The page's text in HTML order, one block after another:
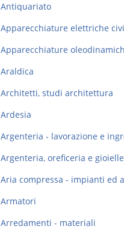
Antiquariato
Apparecchiature elettriche
Apparecchiature
Araldica
Architetti, studi architettura
Ardesia
Argenteria - lavorazione e
Aria compressa - impianti ed
Armatori
Arredamenti - materiali